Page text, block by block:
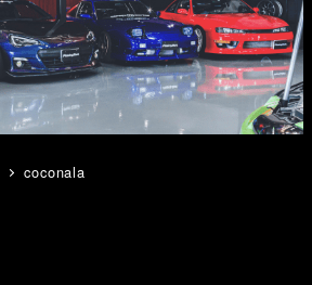
coconala